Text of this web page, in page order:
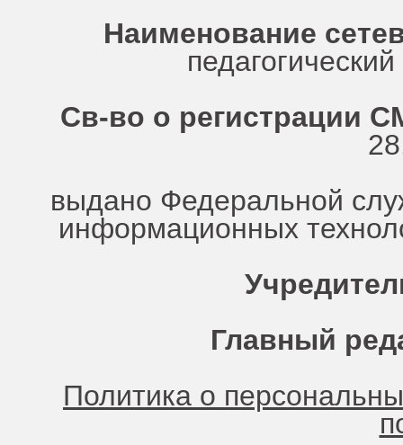
Наименование
Св-во о регистрации
выдано Федеральной
информационных
Главный
Политика о